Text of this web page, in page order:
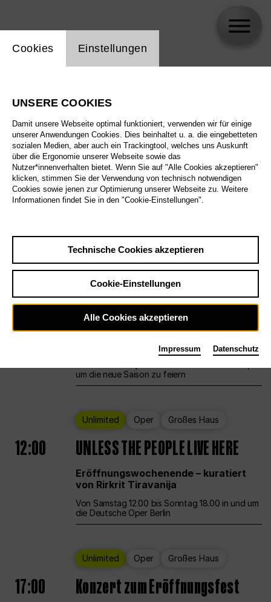
Alle Sparten
Alle Spielstätten
Alle Merkmale
Sa29.8.
Großes Haus
12:00 Eröffnungswochenende
um die neue Saison zu feiern
Unlimited Oper Großes Haus
12:00 UNLESS THE PEOPLE LIVE HERE
Eröffnungswochenende – kuratiert
von Rirkrit Tiravanija
Von Samstag 12.00 bis Sonntag 18.00 in und um
die Deutsche Oper Berlin
Unlimited Oper Großes Haus
17:00 Konzert zum Eröffnungsfest
Einstellung Website Cookie
Cookies Einstellungen
UNSERE COOKIES
Damit unsere Webseite optimal funktioniert, verwenden wir für einige
unserer Anwendungen Cookies. Dies beinhaltet u. a. die eingebetteten
sozialen Medien, aber auch ein Trackingtool, welches uns Auskunft
über die Ergonomie unserer Webseite sowie das
Nutzer*innenverhalten bietet. Wenn Sie auf "Alle Cookies akzeptieren"
klicken, stimmen Sie der Verwendung von technisch notwendigen
Cookies sowie jenen zur Optimierung unserer Webseite zu. Weitere
Informationen findet Sie in den "Cookie-Einstellungen".
Technische Cookies akzeptieren
Cookie-Einstellungen
Alle Cookies akzeptieren
Impressum Datenschutz